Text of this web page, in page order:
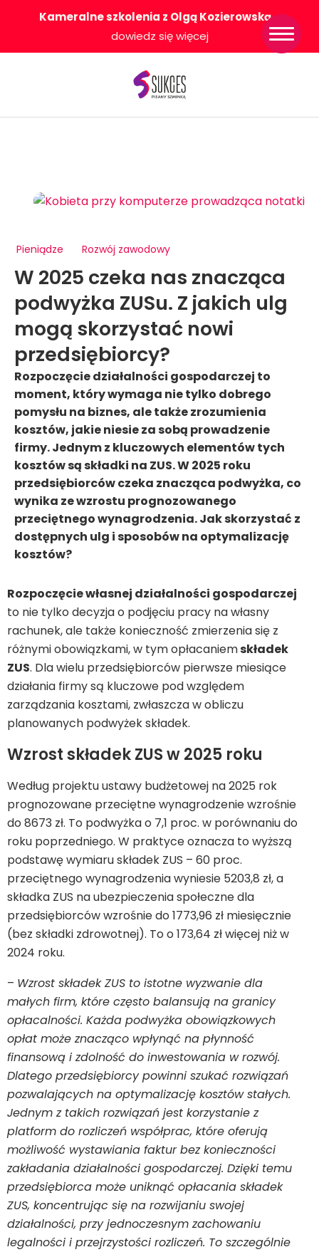
Kameralne szkolenia z Olgą Kozierowską-
dowiedz się więcej
Pieniądze Rozwój zawodowy
W 2025 czeka nas znacząca
podwyżka ZUSu. Z jakich ulg
mogą skorzystać nowi
przedsiębiorcy?
Rozpoczęcie działalności gospodarczej to
moment, który wymaga nie tylko dobrego
pomysłu na biznes, ale także zrozumienia
kosztów, jakie niesie za sobą prowadzenie
firmy. Jednym z kluczowych elementów tych
kosztów są składki na ZUS. W 2025 roku
przedsiębiorców czeka znacząca podwyżka, co
wynika ze wzrostu prognozowanego
przeciętnego wynagrodzenia. Jak skorzystać z
dostępnych ulg i sposobów na optymalizację
kosztów?
Rozpoczęcie własnej działalności gospodarczej
to nie tylko decyzja o podjęciu pracy na własny
rachunek, ale także konieczność zmierzenia się z
różnymi obowiązkami, w tym opłacaniemskładek
ZUS. Dla wielu przedsiębiorców pierwsze miesiące
działania firmy są kluczowe pod względem
zarządzania kosztami, zwłaszcza w obliczu
planowanych podwyżek składek.
Wzrost składek ZUS w 2025 roku
Według projektu ustawy budżetowej na 2025 rok
prognozowane przeciętne wynagrodzenie wzrośnie
do 8673 zł. To podwyżka o 7,1 proc. w porównaniu do
roku poprzedniego. W praktyce oznacza to wyższą
podstawę wymiaru składek ZUS – 60 proc.
przeciętnego wynagrodzenia wyniesie 5203,8 zł, a
składka ZUS na ubezpieczenia społeczne dla
przedsiębiorców wzrośnie do 1773,96 zł miesięcznie
(bez składki zdrowotnej). To o 173,64 zł więcej niż w
2024 roku.
– Wzrost składek ZUS to istotne wyzwanie dla
małych firm, które często balansują na granicy
opłacalności. Każda podwyżka obowiązkowych
opłat może znacząco wpłynąć na płynność
finansową i zdolność do inwestowania w rozwój.
Dlatego przedsiębiorcy powinni szukać rozwiązań
pozwalających na optymalizację kosztów stałych.
Jednym z takich rozwiązań jest korzystanie z
platform do rozliczeń współprac, które oferują
możliwość wystawiania faktur bez konieczności
zakładania działalności gospodarczej. Dzięki temu
przedsiębiorca może uniknąć opłacania składek
ZUS, koncentrując się na rozwijaniu swojej
działalności, przy jednoczesnym zachowaniu
legalności i przejrzystości rozliczeń. To szczególnie
Strona główna
Konkurs Sukces